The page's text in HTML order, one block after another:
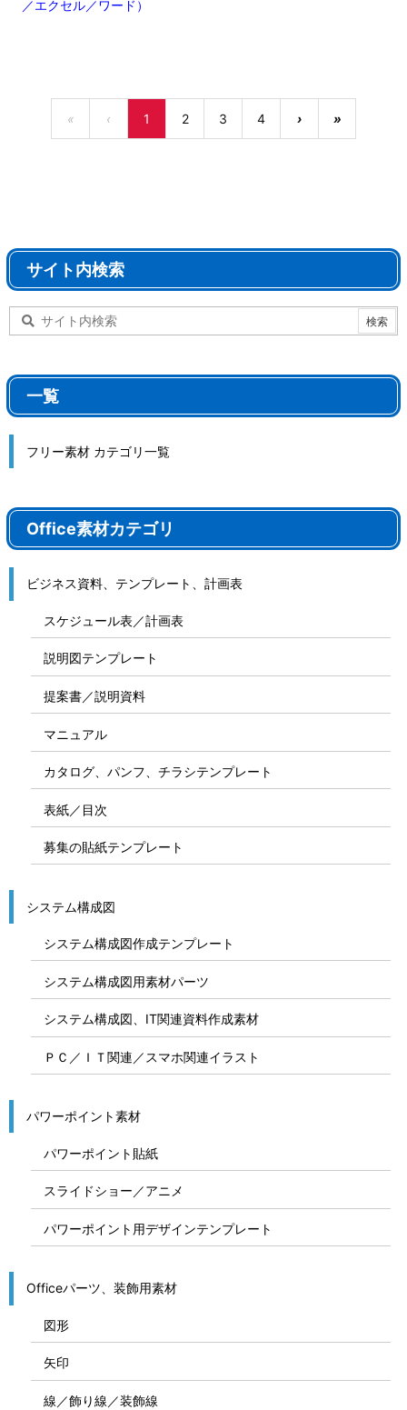
／エクセル／ワード）
« ‹ 1 2 3 4 › »
サイト内検索
一覧
フリー素材 カテゴリ一覧
Office素材カテゴリ
ビジネス資料、テンプレート、計画表
スケジュール表／計画表
説明図テンプレート
提案書／説明資料
マニュアル
カタログ、パンフ、チラシテンプレート
表紙／目次
募集の貼紙テンプレート
システム構成図
システム構成図作成テンプレート
システム構成図用素材パーツ
システム構成図、IT関連資料作成素材
ＰＣ／ＩＴ関連／スマホ関連イラスト
パワーポイント素材
パワーポイント貼紙
スライドショー／アニメ
パワーポイント用デザインテンプレート
Officeパーツ、装飾用素材
図形
矢印
線／飾り線／装飾線